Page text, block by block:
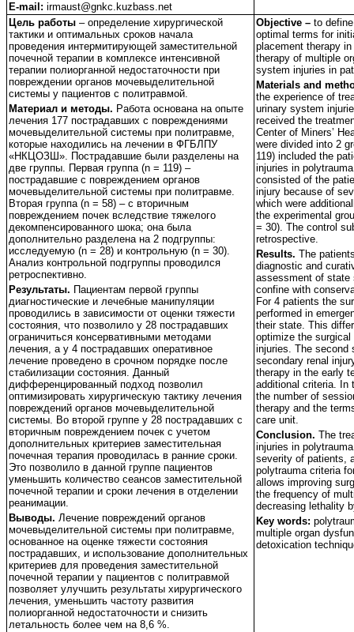
E-mail:irmaust@gnkc.kuzbass.net
Цель работы – определение хирургической
тактики и оптимальных сроков начала
проведения интермитирующей заместительной
почечной терапии в комплексе интенсивной
терапии полиорганной недостаточности при
повреждении органов мочевыделительной
системы у пациентов с политравмой.
Материал и методы. Работа основана на опыте
лечения 177 пострадавших с повреждениями
мочевыделительной системы при политравме,
которые находились на лечении в ФГБЛПУ
«НКЦОЗШ». Пострадавшие были разделены на
две группы. Первая группа (n = 119) –
пострадавшие с повреждением органов
мочевыделительной системы при политравме.
Вторая группа (n = 58) – с вторичным
повреждением почек вследствие тяжелого
декомпенсированного шока; она была
дополнительно разделена на 2 подгруппы:
исследуемую (n = 28) и контрольную (n = 30).
Анализ контрольной подгруппы проводился
ретроспективно.
Результаты. Пациентам первой группы
диагностические и лечебные манипуляции
проводились в зависимости от оценки тяжести
состояния, что позволило у 28 пострадавших
ограничиться консервативными методами
лечения, а у 4 пострадавших оперативное
лечение проведено в срочном порядке после
стабилизации состояния. Данный
дифференцированный подход позволил
оптимизировать хирургическую тактику лечения
повреждений органов мочевыделительной
системы. Во второй группе у 28 пострадавших с
вторичным повреждением почек с учетом
дополнительных критериев заместительная
почечная терапия проводилась в ранние сроки.
Это позволило в данной группе пациентов
уменьшить количество сеансов заместительной
почечной терапии и сроки лечения в отделении
реанимации.
Выводы. Лечение повреждений органов
мочевыделительной системы при политравме,
основанное на оценке тяжести состояния
пострадавших, и использование дополнительных
критериев для проведения заместительной
почечной терапии у пациентов с политравмой
позволяет улучшить результаты хирургического
лечения, уменьшить частоту развития
полиорганной недостаточности и снизить
летальность более чем на 8,6 %.
Objective – to
optimal terms for
placement therapy
therapy of multiple
system injuries in
Materials and
the experience of
urinary system
received the
Center of Miners’
were divided into 2
119) included the
injuries in
consisted of the
injury because of
which were
the experimental
= 30). The control
retrospective.
Results. The
diagnostic and
assessment of state
confine with
For 4 patients the
performed in
their state. This
optimize the
injuries. The second
secondary renal
therapy in the early
additional criteria. In
the number of
therapy and the
care unit.
Conclusion. The
injuries in
severity of patients,
polytrauma criteria
allows improving
the frequency of
decreasing lethality
Key words:
multiple organ
detoxication